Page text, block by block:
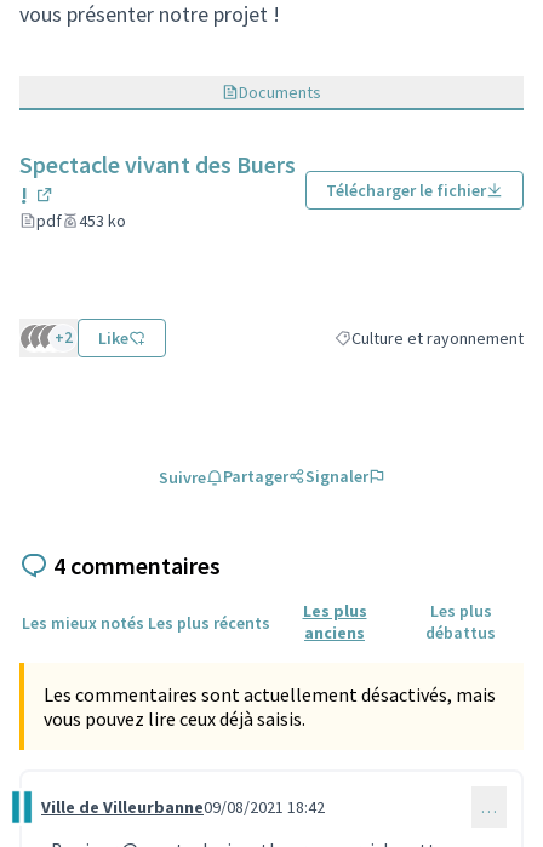
vous présenter notre projet !
Documents
Spectacle vivant des Buers
!
(Lien externe)
pdf 453 ko
Télécharger le fichier
+2 Like Filtrer les résultats de la
Culture et rayonnement
Suivre Partager Signaler
4 commentaires
Les mieux notés Les plus récents
Les plus
anciens
Les plus
débattus
Les commentaires sont actuellement désactivés, mais
vous pouvez lire ceux déjà saisis.
Commentaire 878
Ville de Villeurbanne09/08/2021 18:42 …